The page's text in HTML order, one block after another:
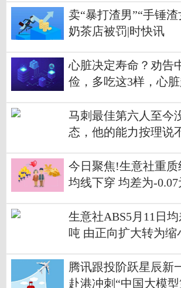
卖“暴打渣男”“手锤渣
奶茶店被罚|时快讯
心脏决定寿命？劝告
俭，多吃这3样，心
马刺最佳第六人至今
态，他的能力按理说
今日聚焦!生意社重质
均线下穿 均差为-0.07
生意社ABS5月11日
吨 由正向扩大转为缩
腾讯跟投阶跃星辰新
赴港冲刺“中国大模